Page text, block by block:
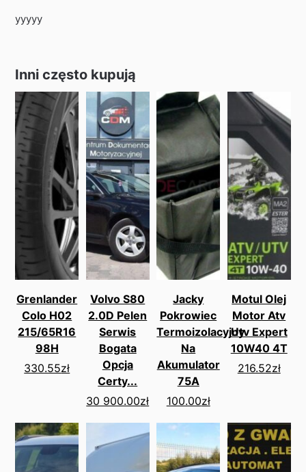
yyyyy
Inni często kupują
Grenlander
Colo H02
215/65R16
98H
330.55zł
Volvo S80
2.0D Pelen
Serwis
Bogata
Opcja
Certy...
30 900.00zł
Jacky
Pokrowiec
Termoizolacyjny
Na
Akumulator
75A
100.00zł
Motul Olej
Motor Atv
Utv Expert
10W40 4T
216.52zł